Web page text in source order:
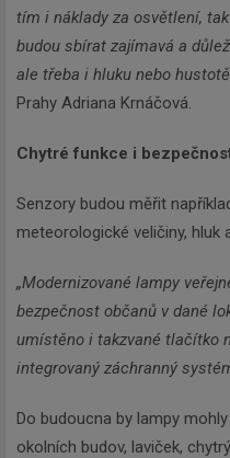
tím i náklady za osvětlení,
budou sbírat zajímavá a
ale třeba i hluku nebo hustotě
Prahy Adriana Krnáčová.
Chytré funkce i
Senzory budou měřit
meteorologické veličiny, hluk
„Modernizované lampy
bezpečnost občanů v dané
umístěno i takzvané tlačítko
integrovaný záchranný
Do budoucna by lampy
okolních budov, laviček,